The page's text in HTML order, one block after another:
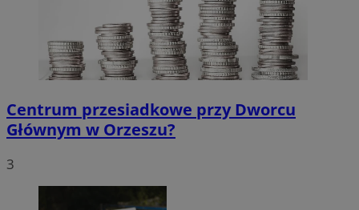
Centrum przesiadkowe przy Dworcu
Głównym w Orzeszu?
3